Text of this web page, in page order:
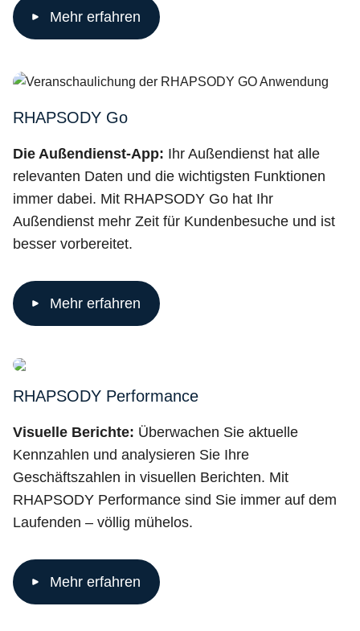
Mehr erfahren
RHAPSODY Go
Die Außendienst-App: Ihr Außendienst hat alle
relevanten Daten und die wichtigsten Funktionen
immer dabei. Mit RHAPSODY Go hat Ihr
Außendienst mehr Zeit für Kundenbesuche und ist
besser vorbereitet.
Mehr erfahren
RHAPSODY Performance
Visuelle Berichte: Überwachen Sie aktuelle
Kennzahlen und analysieren Sie Ihre
Geschäftszahlen in visuellen Berichten. Mit
RHAPSODY Performance sind Sie immer auf dem
Laufenden – völlig mühelos.
Mehr erfahren